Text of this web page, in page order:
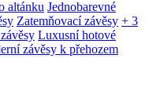
altánku Jednobarevné
Zatemňovací závěsy + 3
Luxusní hotové
závěsy k přehozem